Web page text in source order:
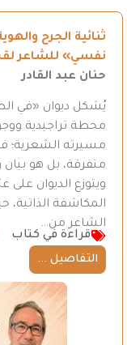
ثنائية الجرح
نفسي» للشاعر
حنان عبد القادر
يُشكل ديوان «في
محطة تراجيدية
مسيرته الشعرية؛
متفرقة، بل هو بيان
ويتوزع الديوان
المكاشفة
الشاعر من…
قراءة في كتاب
التفاصيل ...